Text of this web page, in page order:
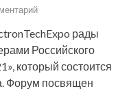
рады
Российского
который состоится
Форум посвящен